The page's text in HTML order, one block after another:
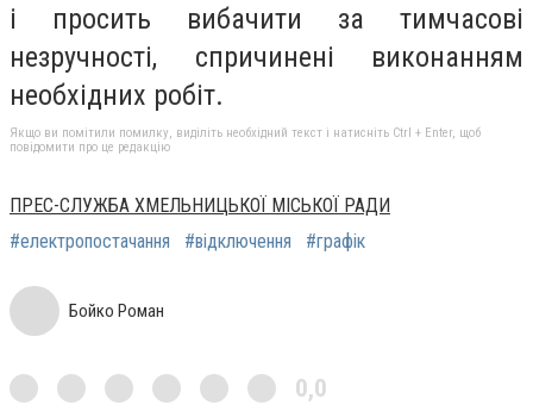
і просить вибачити за тимчасові
незручності, спричинені виконанням
необхідних робіт.
Якщо ви помітили помилку, виділіть необхідний текст і натисніть Ctrl + Enter, щоб
повідомити про це редакцію
ПРЕС-СЛУЖБА ХМЕЛЬНИЦЬКОЇ МІСЬКОЇ РАДИ
#електропостачання
#відключення #графік
Бойко Роман
0,0